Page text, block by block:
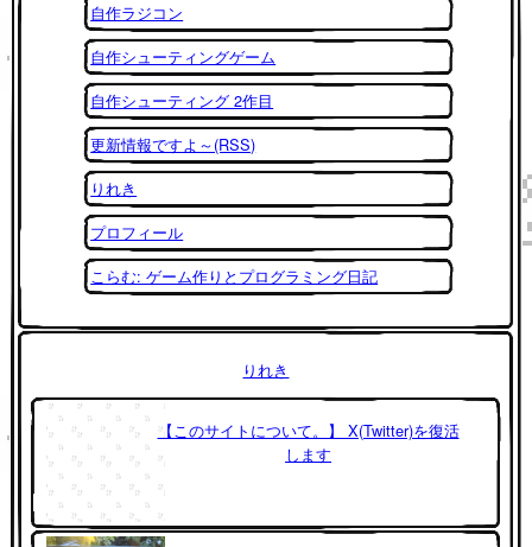
自作ラジコン
自作シューティングゲーム
自作シューティング 2作目
更新情報ですよ～(RSS)
りれき
プロフィール
こらむ: ゲーム作りとプログラミング日記
りれき
【このサイトについて。】 X(Twitter)を復活
します